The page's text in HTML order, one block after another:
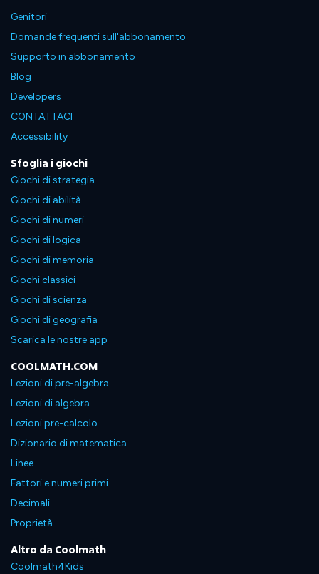
Genitori
Domande frequenti sull'abbonamento
Supporto in abbonamento
Blog
Developers
CONTATTACI
Accessibility
Sfoglia i giochi
Giochi di strategia
Giochi di abilità
Giochi di numeri
Giochi di logica
Giochi di memoria
Giochi classici
Giochi di scienza
Giochi di geografia
Scarica le nostre app
COOLMATH.COM
Lezioni di pre-algebra
Lezioni di algebra
Lezioni pre-calcolo
Dizionario di matematica
Linee
Fattori e numeri primi
Decimali
Proprietà
Altro da Coolmath
Coolmath4Kids